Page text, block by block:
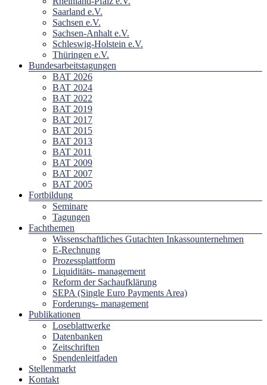
Saarland e.V.
Sachsen e.V.
Sachsen-Anhalt e.V.
Schleswig-Holstein e.V.
Thüringen e.V.
Bundesarbeitstagungen
BAT 2026
BAT 2024
BAT 2022
BAT 2019
BAT 2017
BAT 2015
BAT 2013
BAT 2011
BAT 2009
BAT 2007
BAT 2005
Fortbildung
Seminare
Tagungen
Fachthemen
Wissenschaftliches Gutachten Inkassounternehmen
E-Rechnung
Prozessplattform
Liquiditäts- management
Reform der Sachaufklärung
SEPA (Single Euro Payments Area)
Forderungs- management
Publikationen
Loseblattwerke
Datenbanken
Zeitschriften
Spendenleitfaden
Stellenmarkt
Kontakt